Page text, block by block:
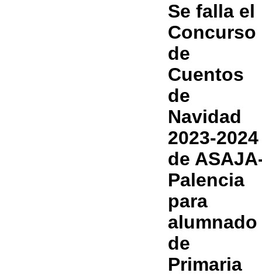
Se falla el
Concurso
de
Cuentos
de
Navidad
2023-2024
de
Palencia
para
alumnado
de
Primaria